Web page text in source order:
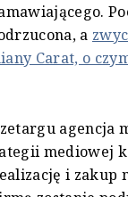
a
Carat, o
agencja
mediowej
i zakup